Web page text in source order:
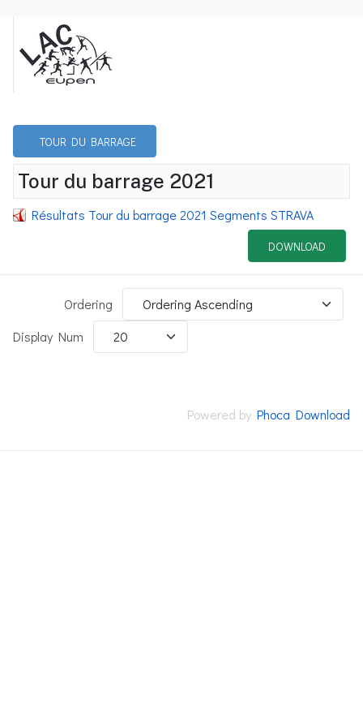
TOUR DU BARRAGE
Tour du barrage 2021
Résultats Tour du barrage 2021 Segments STRAVA
DOWNLOAD
Ordering
Display Num
Powered by Phoca Download